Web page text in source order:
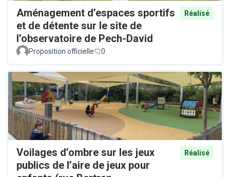
Aménagement d’espaces sportifs
et de détente sur le site de
l’observatoire de Pech-David
Réalisé
Proposition officielle 0
Voilages d’ombre sur les jeux
publics de l’aire de jeux pour
Réalisé